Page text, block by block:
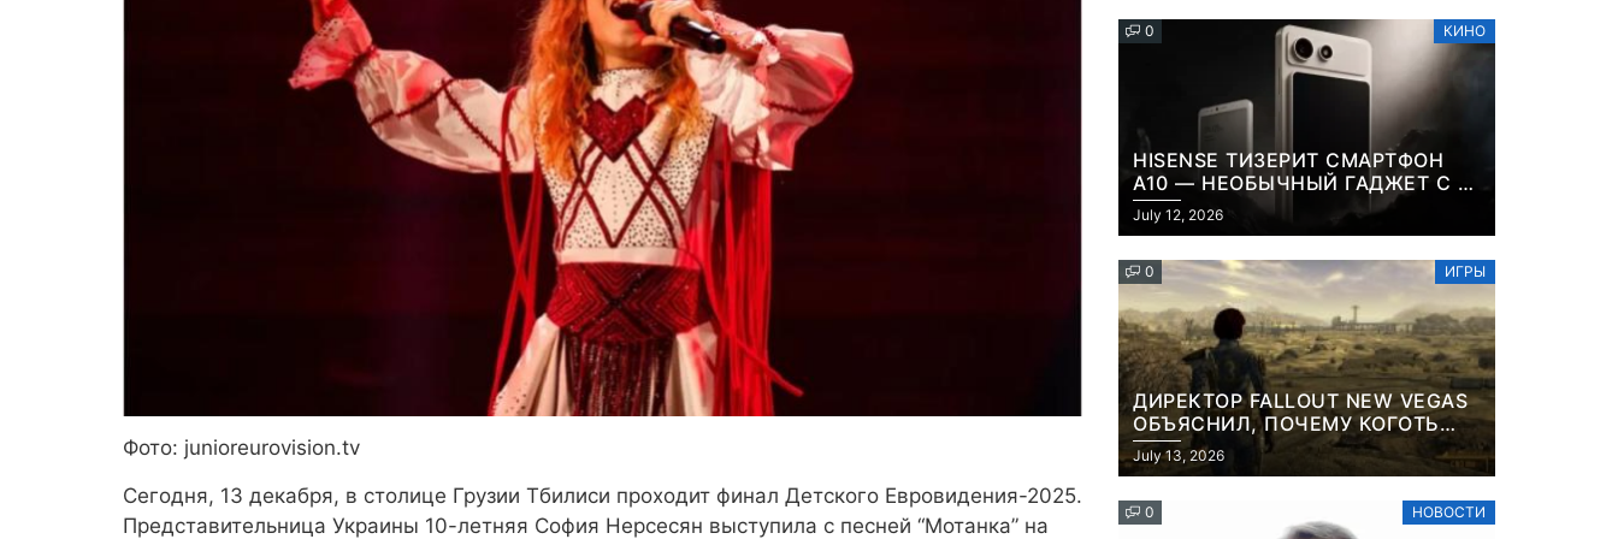
Фото: junioreurovision.tv
Сегодня, 13 декабря, в столице Грузии Тбилиси проходит финал Детского Евровидения-2025.
Представительница Украины 10-летняя София Нерсесян выступила с песней “Мотанка” на
0 КИНО
HISENSE ТИЗЕРИТ СМАРТФОН
A10 — НЕОБЫЧНЫЙ ГАДЖЕТ С E-
INK-ЭКРАНОМ И СЪЕМНОЙ LCD-
ПАНЕЛЬЮ ДЛЯ ЦВЕТНОГО
July 12, 2026
0 ИГРЫ
ДИРЕКТОР FALLOUT NEW VEGAS
ОБЪЯСНИЛ, ПОЧЕМУ КОГОТЬ
СМЕРТИ У КАРЬЕРА НАМЕРЕННО
СНОСИТ ВАМ ГОЛОВУ
July 13, 2026
0 НОВОСТИ